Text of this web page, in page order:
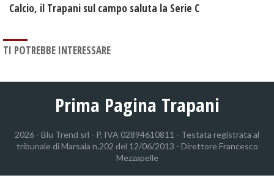
Calcio, il Trapani sul campo saluta la Serie C
TI POTREBBE INTERESSARE
Prima Pagina Trapani
2026 - Blu Trend srl - P. IVA 02894610811 - Testata registrata al
tribunale di Marsala n.202 del 12/06/2013 - Direttore Francesco
Mezzapelle